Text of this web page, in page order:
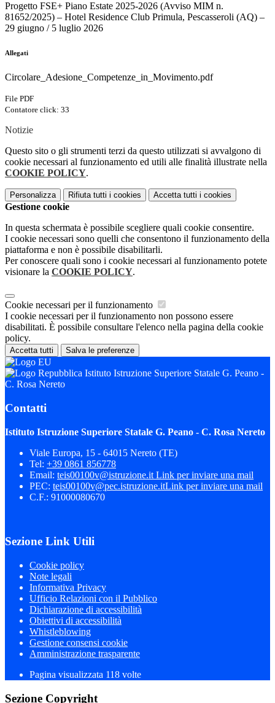
Progetto FSE+ Piano Estate 2025-2026 (Avviso MIM n.
81652/2025) – Hotel Residence Club Primula, Pescasseroli (AQ) –
29 giugno / 5 luglio 2026
Allegati
Circolare_Adesione_Competenze_in_Movimento.pdf
File PDF
Contatore click: 33
Notizie
Questo sito o gli strumenti terzi da questo utilizzati si avvalgono di
cookie necessari al funzionamento ed utili alle finalità illustrate nella
COOKIE POLICY.
Personalizza Rifiuta tutti i cookies Accetta tutti i cookies
Gestione cookie
In questa schermata è possibile scegliere quali cookie consentire.
I cookie necessari sono quelli che consentono il funzionamento della
piattaforma e non è possibile disabilitarli.
Per conoscere quali sono i cookie necessari al funzionamento potete
visionare la COOKIE POLICY.
Cookie necessari per il funzionamento
I cookie necessari per il funzionamento non possono essere
disabilitati. È possibile consultare l'elenco nella pagina della cookie
policy.
Accetta tutti Salva le preferenze
Istituto Istruzione Superiore Statale G. Peano -
C. Rosa Nereto
Contatti
Istituto Istruzione Superiore Statale G. Peano - C. Rosa Nereto
Viale Europa, 15 - 64015 Nereto (TE)
Tel: +39 0861 856778
Email: teis00100v@istruzione.it Link per inviare una mail
PEC: teis00100v@pec.istruzione.itLink per inviare una mail
C.F.: 91000080670
Sezione Link Utili
Cookie policy
Note legali
Informativa Privacy
Ufficio Relazioni con il Pubblico
Dichiarazione di accessibilità
Obiettivi di accessibilità
Whistleblowing
Gestione consensi cookie
Amministrazione trasparente
Pagina visualizzata 118 volte
Sezione Copyright